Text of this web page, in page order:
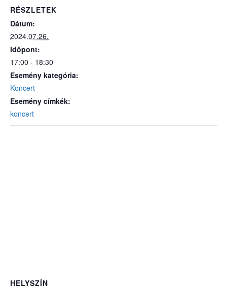
RÉSZLETEK
Dátum:
2024.07.26.
Időpont:
17:00 - 18:30
Esemény kategória:
Koncert
Esemény címkék:
koncert
HELYSZÍN